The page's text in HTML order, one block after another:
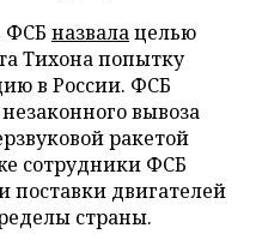
ФСБ назвалацелью
Тихона попытку
в России. ФСБ
вывоза
ракетой
сотрудники ФСБ
поставки двигателей
страны.